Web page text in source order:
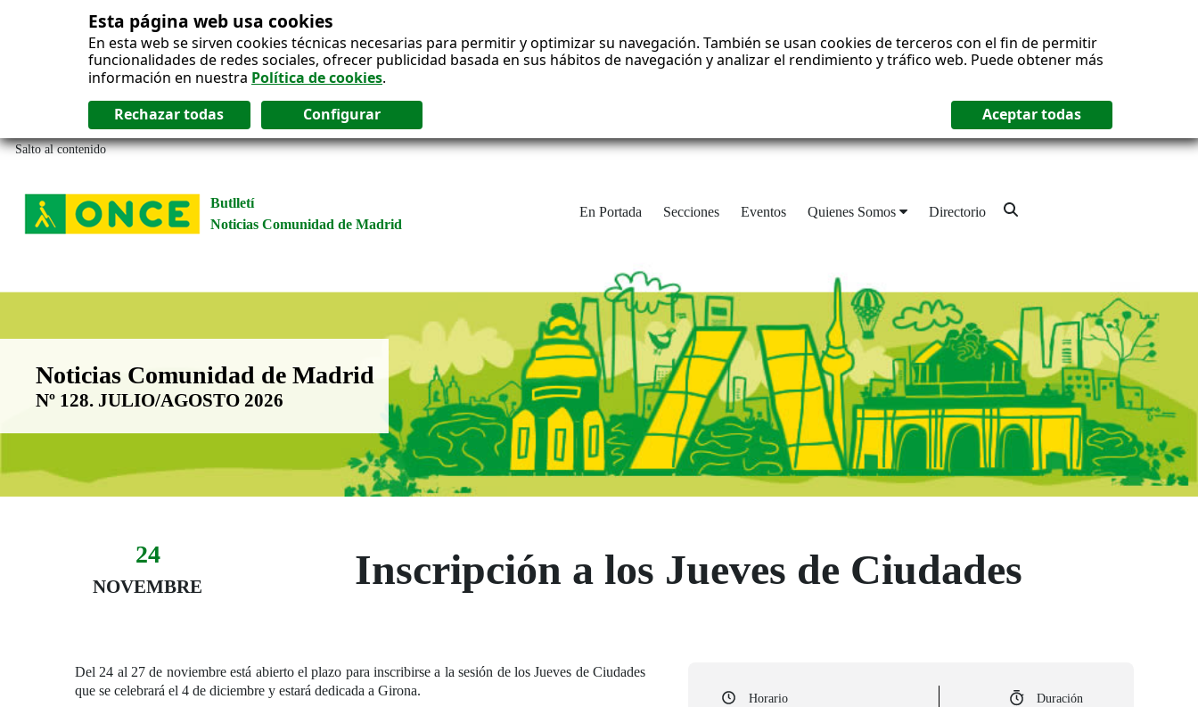
Esta página web usa cookies
En esta web se sirven cookies técnicas necesarias para permitir y optimizar su navegación. También se usan cookies de terceros con el fin de permitir
funcionalidades de redes sociales, ofrecer publicidad basada en sus hábitos de navegación y analizar el rendimiento y tráfico web. Puede obtener más
información en nuestra Política de cookies.
Salto al contenido
Butlletí
Noticias Comunidad de Madrid
En Portada Secciones Eventos Quienes Somos Directorio
Boletín Noticias Comunidad de Madrid
Noticias Comunidad de Madrid
Nº 128. JULIO/AGOSTO 2026
Fecha del evento
24
NOVEMBRE
24 de novembre Inscripción a los Jueves de Ciudades
Del 24 al 27 de noviembre está abierto el plazo para inscribirse a la sesión de los Jueves de Ciudades
que se celebrará el 4 de diciembre y estará dedicada a Girona.
Horario Duración